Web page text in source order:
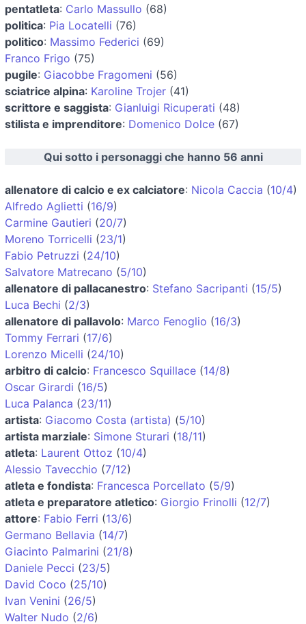
pentatleta: Carlo Massullo (68)
politica: Pia Locatelli (76)
politico: Massimo Federici (69)
Franco Frigo (75)
pugile: Giacobbe Fragomeni (56)
sciatrice alpina: Karoline Trojer (41)
scrittore e saggista: Gianluigi Ricuperati (48)
stilista e imprenditore: Domenico Dolce (67)
Qui sotto i personaggi che hanno 56 anni
allenatore di calcio e ex calciatore: Nicola Caccia (10/4)
Alfredo Aglietti (16/9)
Carmine Gautieri (20/7)
Moreno Torricelli (23/1)
Fabio Petruzzi (24/10)
Salvatore Matrecano (5/10)
allenatore di pallacanestro: Stefano Sacripanti (15/5)
Luca Bechi (2/3)
allenatore di pallavolo: Marco Fenoglio (16/3)
Tommy Ferrari (17/6)
Lorenzo Micelli (24/10)
arbitro di calcio: Francesco Squillace (14/8)
Oscar Girardi (16/5)
Luca Palanca (23/11)
artista: Giacomo Costa (artista) (5/10)
artista marziale: Simone Sturari (18/11)
atleta: Laurent Ottoz (10/4)
Alessio Tavecchio (7/12)
atleta e fondista: Francesca Porcellato (5/9)
atleta e preparatore atletico: Giorgio Frinolli (12/7)
attore: Fabio Ferri (13/6)
Germano Bellavia (14/7)
Giacinto Palmarini (21/8)
Daniele Pecci (23/5)
David Coco (25/10)
Ivan Venini (26/5)
Walter Nudo (2/6)